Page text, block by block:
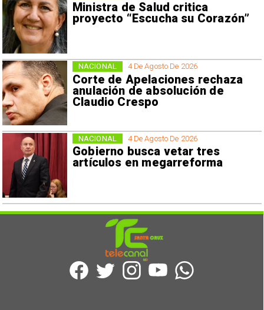
Ministra de Salud critica
proyecto “Escucha su Corazón”
4 De Agosto De 2026
Corte de Apelaciones rechaza
anulación de absolución de
Claudio Crespo
NACIONAL
4 De Agosto De 2026
Gobierno busca vetar tres
artículos en megarreforma
NACIONAL